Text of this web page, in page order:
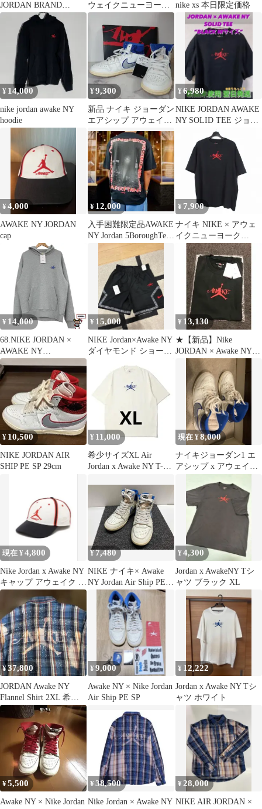
JORDAN BRAND
SOLID TEE ナイキ
ウェイクニューヨーク
エンブロイダード フー
ディー
nike xs 本日限定価格
¥ 14,000
nike jordan awake NY
hoodie
¥9,300
新品 ナイキ ジョーダン
エアシップ アウェイク
NY 23.5cm 箱ステッカ
ー有
¥6,980
NIKE JORDAN AWAKE
NY SOLID TEE ジョー
¥4,000
AWAKE NY JORDAN
cap
¥ 12,000
入手困難限定品AWAKE
NY Jordan 5BoroughTee
¥ 7,900
ナイキ NIKE × アウェ
イクニューヨーク
AWAKE NY M J AWNY
SOLID TEE メンズ ジ
ョーダン アウェイク ソ
リッド Tシャツ カット
ソー 半袖 XL ブラック
黒 FV9913-010
¥ 14,000
68.NIKE JORDAN ×
AWAKE NY
Embroidered Hoodie
【店舗併売品】
¥ 15,000
NIKE Jordan×Awake NY
ダイヤモンド ショート
¥ 13,130
★【新品】Nike
JORDAN × Awake NY
Solid Tee
¥ 10,500
NIKE JORDAN AIR
SHIP PE SP 29cm
¥ 11,000
希少サイズXL Air
Jordan x Awake NY T-
現在 ¥8,000
ナイキジョーダン1 エ
アシップ x アウェイク
現在 ¥ 4,800
Nike Jordan x Awake NY
キャップ アウェイク ナ
イキ
¥7,480
NIKE ナイキ× Awake
NY Jordan Air Ship PE
SP 'Game Royal'スニー
カー / FN8675-104 / サ
イズ27cm ホワイト・ブ
¥4,300
Jordan x AwakeNY Tシ
ャツ ブラック XL
¥37,800
JORDAN Awake NY
Flannel Shirt 2XL 希
少 ナイキ
¥9,000
Awake NY × Nike Jordan
Air Ship PE SP
¥ 12,222
Jordan x Awake NY Tシ
ャツ ホワイト
¥5,500
Awake NY × Nike Jordan
¥ 38,500
Nike Jordan × Awake NY
¥ 28,000
NIKE AIR JORDAN ×